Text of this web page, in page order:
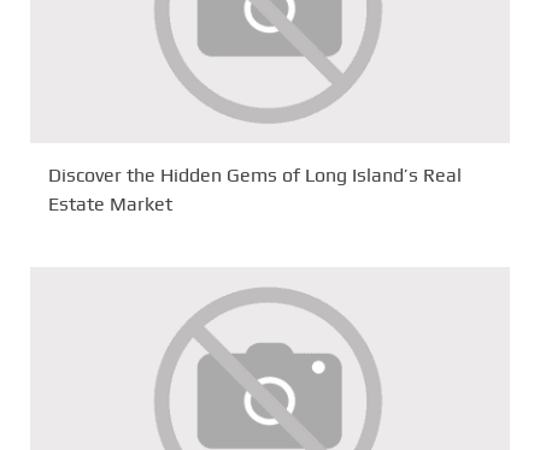
Discover the Hidden Gems of Long Island’s Real
Estate Market